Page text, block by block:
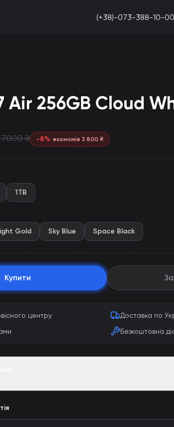
(+38)-073-388-10-00
Air 256GB Cloud
₴ -8%· економія 3 800 ₴
1TB
Gold Sky Blue Space Black
Купити
центру
Доставка по
Безкоштовна